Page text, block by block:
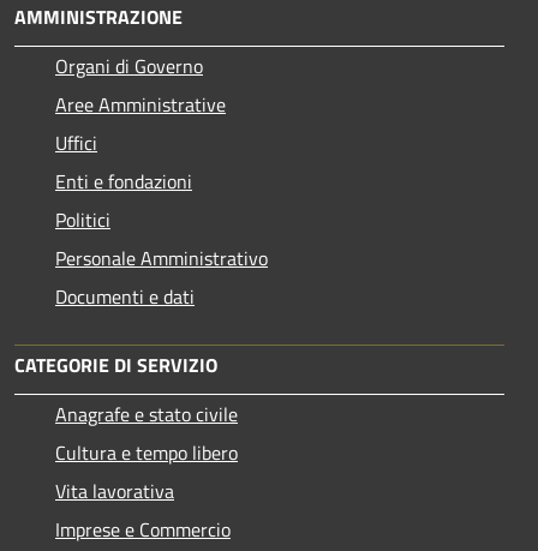
AMMINISTRAZIONE
Organi di Governo
Aree Amministrative
Uffici
Enti e fondazioni
Politici
Personale Amministrativo
Documenti e dati
CATEGORIE DI SERVIZIO
Anagrafe e stato civile
Cultura e tempo libero
Vita lavorativa
Imprese e Commercio